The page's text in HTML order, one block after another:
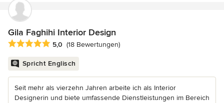
Gila Faghihi Interior Design
Durchschnittliche Bewertung: 5 von 5 Sternen
5,0 (18 Bewertungen)
Spricht Englisch
Seit mehr als vierzehn Jahren arbeite ich als Interior
Designerin und biete umfassende Dienstleistungen im Bereich